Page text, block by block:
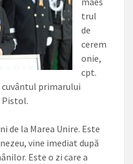
trul
de
cerem
onie,
cpt.
primarului
Pistol.
de la Marea Unire. Este
vi­ne imediat după
Este o zi ca­re a